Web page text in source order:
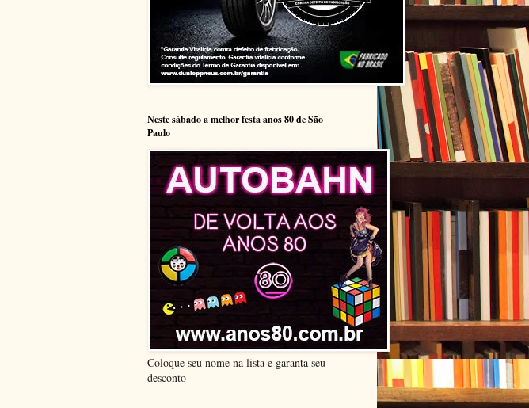
Neste sábado a melhor festa anos 80 de São
Paulo
Coloque seu nome na lista e garanta seu
desconto